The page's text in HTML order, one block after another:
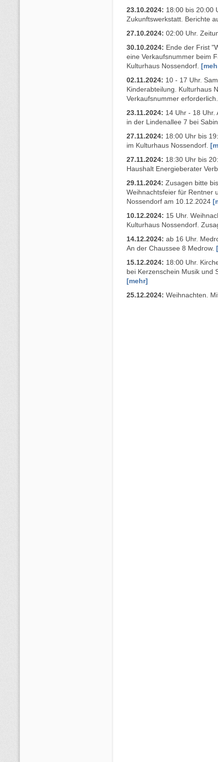
23.10.2024: 18:00 bis 20:00
Zukunftswerkstatt. Berichte
27.10.2024: 02:00 Uhr.
30.10.2024: Ende der Frist
eine Verkaufsnummer beim
Kulturhaus Nossendorf.
02.11.2024: 10 - 17 Uhr.
Kinderabteilung. Kulturhaus
Verkaufsnummer
23.11.2024: 14 Uhr - 18 Uhr.
in der Lindenallee 7 bei
27.11.2024: 18:00 Uhr bis
im Kulturhaus Nossendorf.
27.11.2024: 18:30 Uhr bis
Haushalt Energieberater
29.11.2024: Zusagen bitte
Weihnachtsfeier für Rentner
Nossendorf am 10.12.2024
10.12.2024: 15 Uhr.
Kulturhaus Nossendorf.
14.12.2024: ab 16 Uhr.
An der Chaussee 8 Medrow.
15.12.2024: 18:00 Uhr.
bei Kerzenschein Musik und
[mehr]
25.12.2024: Weihnachten.